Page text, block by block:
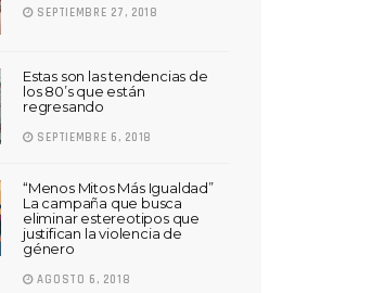
SEPTIEMBRE 27, 2018
Estas son las tendencias de
los 80’s que están
regresando
SEPTIEMBRE 6, 2018
“Menos Mitos Más Igualdad”
La campaña que busca
eliminar estereotipos que
justifican la violencia de
género
AGOSTO 6, 2018